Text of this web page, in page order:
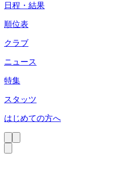
日程・結果
順位表
クラブ
ニュース
特集
スタッツ
はじめての方へ